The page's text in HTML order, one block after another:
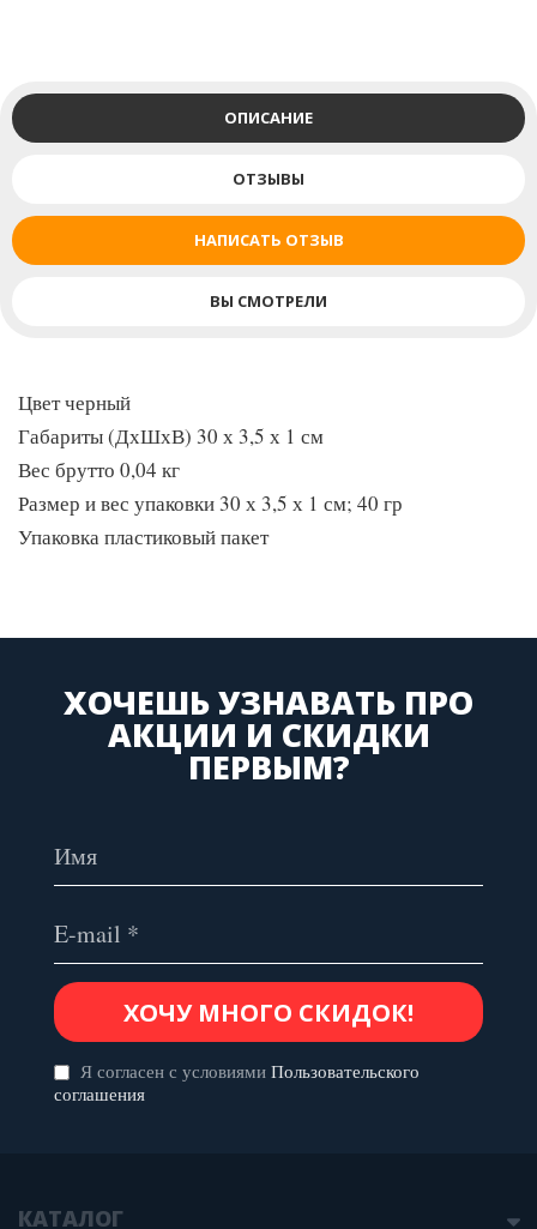
формирует наконечник бильярдного кия;
- Создаёт длительное сцепление наконечника с мелом;
- Справляется с разным видом материалов.
ОПИСАНИЕ
ОТЗЫВЫ
НАПИСАТЬ ОТЗЫВ
ВЫ СМОТРЕЛИ
Цвет черный
Габариты (ДхШхВ) 30 х 3,5 х 1 см
Вес брутто 0,04 кг
Размер и вес упаковки 30 х 3,5 х 1 см; 40 гр
Упаковка пластиковый пакет
ХОЧЕШЬ УЗНАВАТЬ ПРО
АКЦИИ И СКИДКИ
ПЕРВЫМ?
Я согласен с условиями Пользовательского
соглашения
КАТАЛОГ